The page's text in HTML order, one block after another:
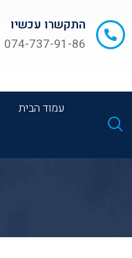
התקשרו עכשיו
074-737-91-86
עמוד הבית